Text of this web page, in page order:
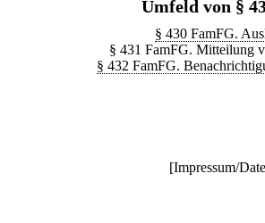
Umfeld von §
§ 430 FamFG.
§ 431 FamFG. Mitteilung
§ 432 FamFG.
[Impressum/